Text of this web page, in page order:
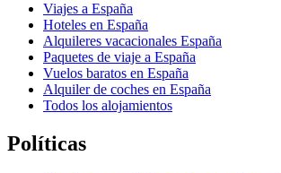
Viajes a España
Hoteles en España
Alquileres vacacionales España
Paquetes de viaje a España
Vuelos baratos en España
Alquiler de coches en España
Todos los alojamientos
Políticas